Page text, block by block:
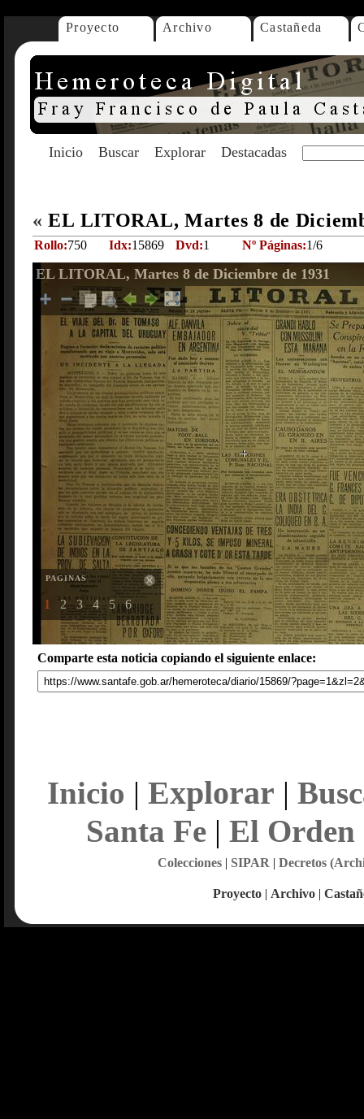
Proyecto Archivo Castañeda
Inicio Buscar Explorar Destacadas
« EL LITORAL, Martes 8 de
Rollo:750 Idx:15869 Dvd:1 Nº Páginas:1/6
EL LITORAL, Martes 8 de Diciembre de 1931
PAGINAS
1 2 3 4 5 6
Comparte esta noticia copiando el siguiente enlace:
Inicio | Explorar |
Santa Fe| El Orden
Colecciones| SIPAR | Decretos
Proyecto | Archivo |